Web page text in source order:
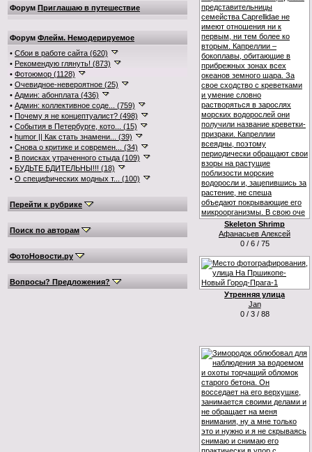
Форум Приглашаю в путешествие
Форум Флейм. Немодерируемое
• Сбои в работе сайта (620)
• Рекомендую глянуть! (873)
• Фотоюмор (1128)
• Очевидное-невероятное (25)
• Админ: абонплата (436)
• Админ: коллективное соде... (759)
• Почему я не концептуалист? (498)
• События в Петербурге, кото... (15)
• humor || Как стать знамени... (39)
• Снова о критике и современ... (34)
• В поисках утраченного стыда (109)
• БУДЬТЕ БДИТЕЛЬНЫ!!! (18)
• О специфических модных т... (100)
Перейти к рубрике
Поиск по авторам
ФотоНовости.ру
Вопросы? Предложения?
Skeleton Shrimp
Афанасьев Алексей
0 / 6 / 75
Утренняя улица
Jan
0 / 3 / 88